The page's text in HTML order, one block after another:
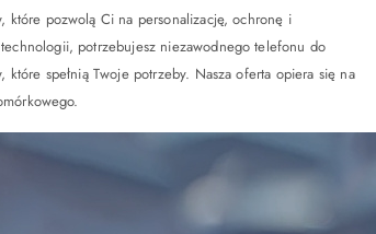
które pozwolą Ci na personalizację, ochronę i
potrzebujesz niezawodnego telefonu do
spełnią Twoje potrzeby. Nasza oferta opiera się na